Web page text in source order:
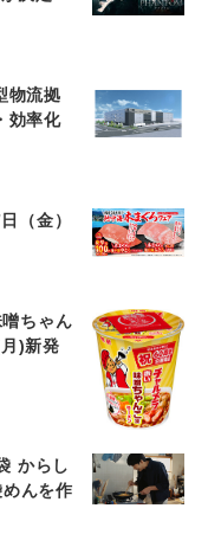
物流拠
効率化
（金）
噌ちゃん
)新発
からし
んを作